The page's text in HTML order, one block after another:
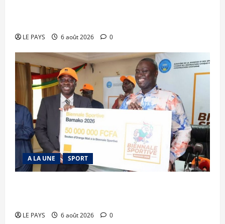
LE PAYS 6 août 2026 0
A LA UNE SPORT
LE PAYS 6 août 2026 0